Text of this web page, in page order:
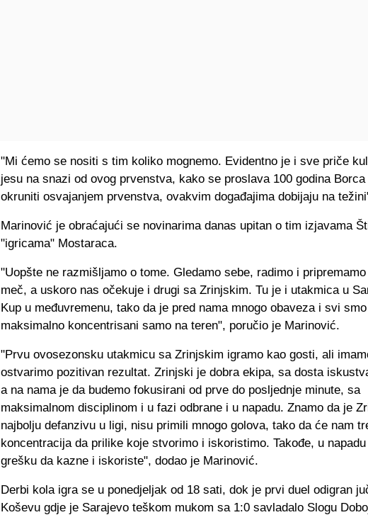
"Mi ćemo se nositi s tim koliko mognemo. Evidentno je i sve priče
jesu na snazi od ovog prvenstva, kako se proslava 100 godina Borca
okruniti osvajanjem prvenstva, ovakvim događajima dobijaju na
Marinović je obraćajući se novinarima danas upitan o tim izjavama
"igricama" Mostaraca.
"Uopšte ne razmišljamo o tome. Gledamo sebe, radimo i
meč, a uskoro nas očekuje i drugi sa Zrinjskim. Tu je i utakmica u
Kup u međuvremenu, tako da je pred nama mnogo obaveza i svi
maksimalno koncentrisani samo na teren", poručio je Marinović.
"Prvu ovosezonsku utakmicu sa Zrinjskim igramo kao gosti, ali
ostvarimo pozitivan rezultat. Zrinjski je dobra ekipa, sa dosta
a na nama je da budemo fokusirani od prve do posljednje minute, sa
maksimalnom disciplinom i u fazi odbrane i u napadu. Znamo da je
najbolju defanzivu u ligi, nisu primili mnogo golova, tako da će nam
koncentracija da prilike koje stvorimo i iskoristimo. Takođe, u
grešku da kazne i iskoriste", dodao je Marinović.
Derbi kola igra se u ponedjeljak od 18 sati, dok je prvi duel odigran
Koševu gdje je Sarajevo teškom mukom sa 1:0 savladalo Slogu